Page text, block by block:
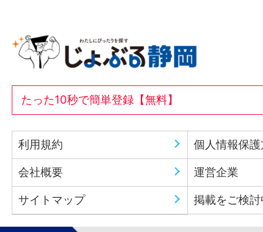
たった10秒で簡単登録【無料】
利用規約 個人情報保
会社概要 運営企業
サイトマップ 掲載をご検